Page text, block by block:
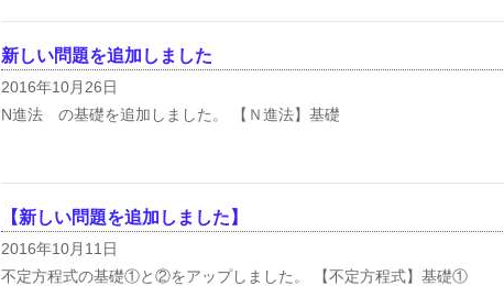
新しい問題を追加しました
2016年10月26日
N進法 の基礎を追加しました。 【Ｎ進法】基礎
【新しい問題を追加しました】
2016年10月11日
不定方程式の基礎①と②をアップしました。 【不定方程式】基礎①